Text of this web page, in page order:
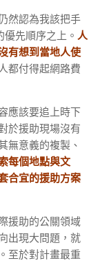
然認為我該把手
先順序之上。 人
有想到當地人使
都付得起網路費
應該要追上時下
於援助現場沒有
無意義的複製、
每個地點與文
合宜的援助方案
援助的公關領域
出現大問題，就
至於對計畫最重